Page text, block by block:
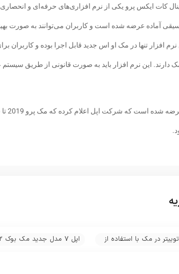
کات ایکس پرو یکی از نرم افزاری‌های حرفه‌ای و
آماده عرضه شده است و کاربران می‌توانند به صورت
افزار تنها در مک او اس جدید قابل اجرا بوده و کاربران
دارند. این نرم افزار باید به صورت قانونی از طریق
این نسخه
در مک با استفاده از